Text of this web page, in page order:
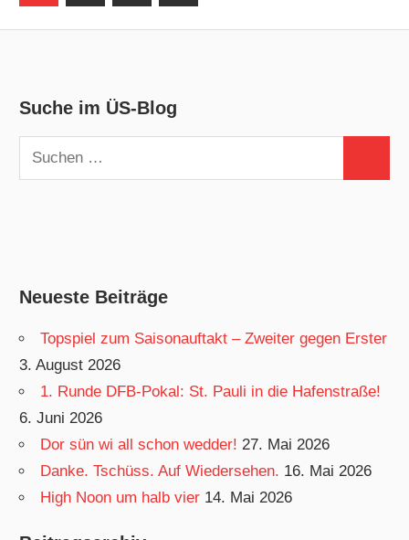
Suche im ÜS-Blog
Suchen
nach:
Neueste Beiträge
Topspiel zum Saisonauftakt – Zweiter gegen Erster
3. August 2026
1. Runde DFB-Pokal: St. Pauli in die Hafenstraße!
6. Juni 2026
Dor sün wi all schon wedder! 27. Mai 2026
Danke. Tschüss. Auf Wiedersehen. 16. Mai 2026
High Noon um halb vier 14. Mai 2026